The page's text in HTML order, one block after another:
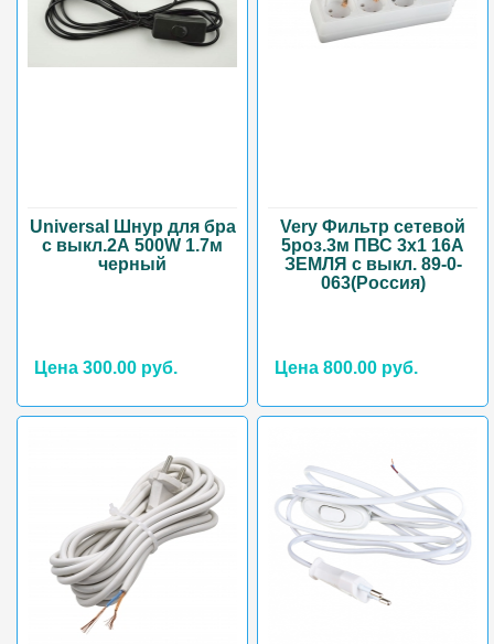
Universal Шнур для бра
с выкл.2А 500W 1.7м
черный
Цена 300.00 руб.
Very Фильтр сетевой
5роз.3м ПВС 3х1 16А
ЗЕМЛЯ с выкл. 89-0-
063(Россия)
Цена 800.00 руб.